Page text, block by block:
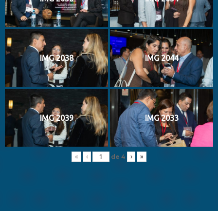
IMG 2038 IMG 2044
IMG 2039 IMG 2033
« ‹ de 4 › »